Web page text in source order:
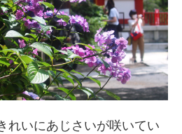
れいにあじさいが咲いてい